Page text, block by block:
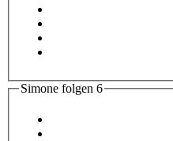
Simone folgen 6